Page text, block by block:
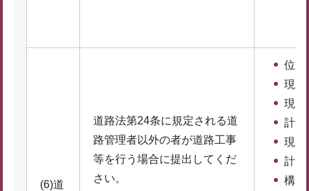
(6)道
道路法第24条に規定される道
路管理者以外の者が道路工事
等を行う場合に提出してくだ
さい。
位置
現況
現況
計画
現況
計画
構造